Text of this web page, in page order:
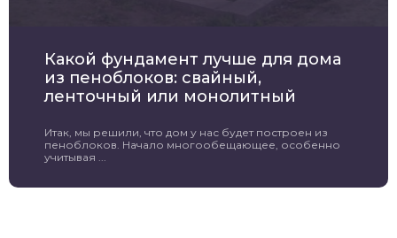
Какой фундамент лучше для дома
из пеноблоков: свайный,
ленточный или монолитный
Итак, мы решили, что дом у нас будет построен из
пеноблоков. Начало многообещающее, особенно
учитывая ...